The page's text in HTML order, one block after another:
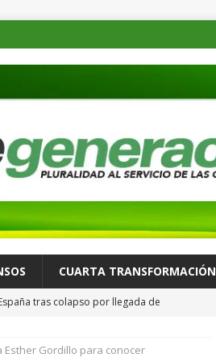
CUARTA TRANSFORMACIÓN
tras colapso por llegada de
Los Molinos para atender necesidades
Esther Gordillo para conocer